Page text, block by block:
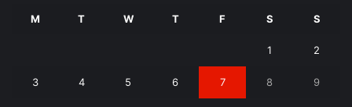
M T W T F S S
1 2
3 4 5 6 7 8 9